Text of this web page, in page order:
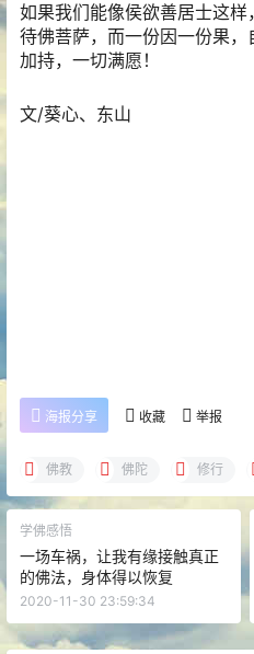
如果我们能像侯欲善居士这
待佛菩萨，而一份因一份果
加持，一切满愿！
文/葵心、东山
海报分享 收藏 举报
佛教 佛陀 修行
学佛感悟
一场车祸，让我有缘接触真正
的佛法，身体得以恢复
2020-11-30 23:59:34